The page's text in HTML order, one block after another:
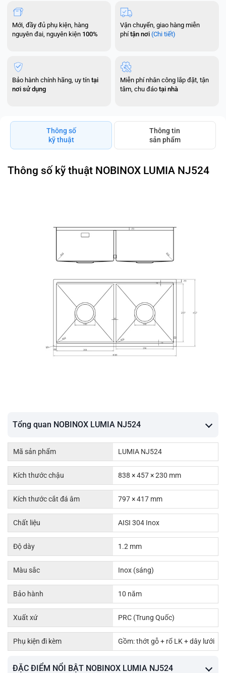
Mới, đầy đủ phụ kiện, hàng
nguyên đai, nguyên kiện 100%
Vận chuyển, giao hàng miễn
phítận nơi (Chi tiết)
Bảo hành chính hãng, uy tíntại
nơi sử dụng
Miễn phí nhân công lắp đặt, tận
tâm, chu đáotại nhà
Thông số
kỹ thuật
Thông tin
sản phẩm
Thông số kỹ thuật NOBINOX LUMIA NJ524
Tổng quan NOBINOX LUMIA NJ524
Mã sản phẩm LUMIA NJ524
Kích thước chậu 838 × 457 × 230 mm
Kích thước cắt đá âm 797 × 417 mm
Chất liệu AISI 304 Inox
Độ dày 1.2 mm
Màu sắc Inox (sáng)
Bảo hành 10 năm
Xuất xứ PRC (Trung Quốc)
Phụ kiện đi kèm Gồm: thớt gỗ + rổ LK + dây lưới
ĐẶC ĐIỂM NỔI BẬT NOBINOX LUMIA NJ524